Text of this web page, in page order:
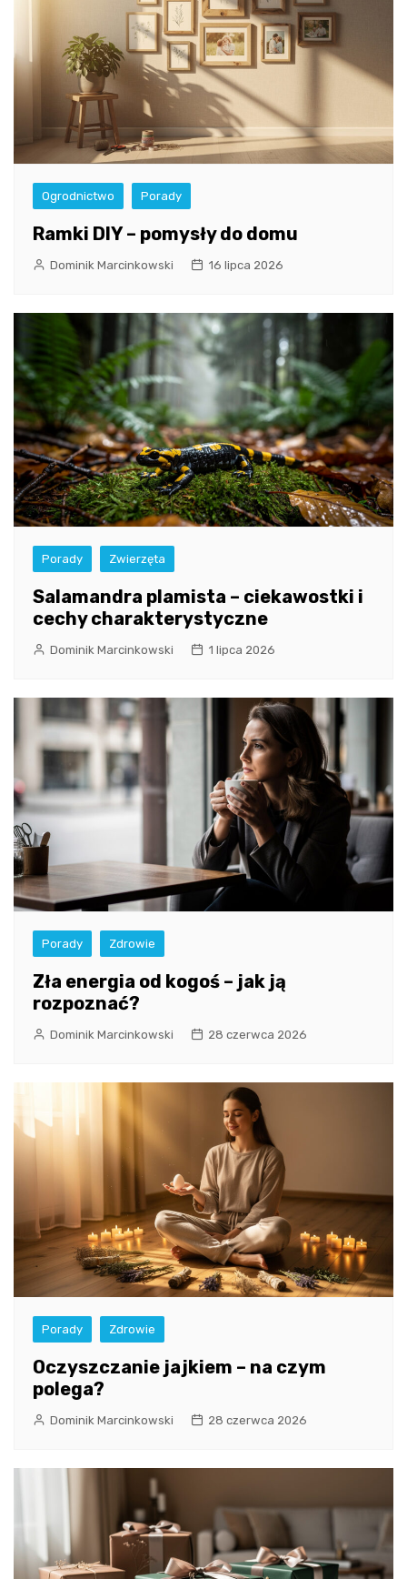
Ogrodnictwo Porady
Ramki DIY – pomysły do domu
Dominik Marcinkowski 16 lipca 2026
Porady Zwierzęta
Salamandra plamista – ciekawostki i
cechy charakterystyczne
Dominik Marcinkowski 1 lipca 2026
Porady Zdrowie
Zła energia od kogoś – jak ją
rozpoznać?
Dominik Marcinkowski 28 czerwca 2026
Porady Zdrowie
Oczyszczanie jajkiem – na czym
polega?
Dominik Marcinkowski 28 czerwca 2026